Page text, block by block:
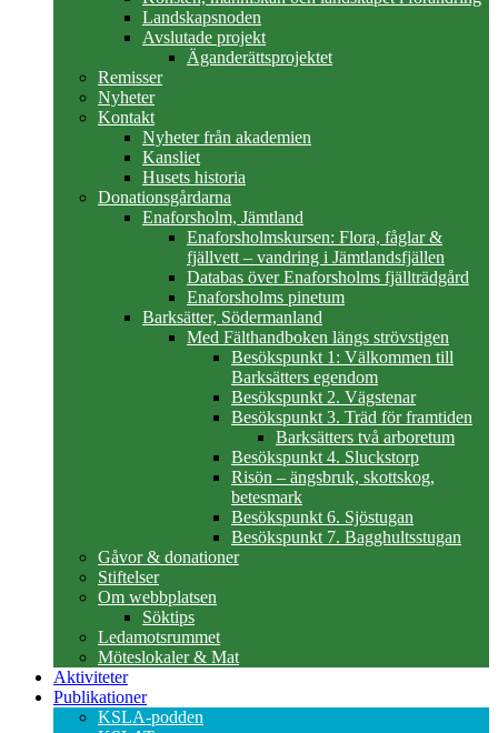
Landskapsnoden
Avslutade projekt
Äganderättsprojektet
Remisser
Nyheter
Kontakt
Nyheter från akademien
Kansliet
Husets historia
Donationsgårdarna
Enaforsholm, Jämtland
Enaforsholmskursen: Flora, fåglar &
fjällvett – vandring i Jämtlandsfjällen
Databas över Enaforsholms fjällträdgård
Enaforsholms pinetum
Barksätter, Södermanland
Med Fälthandboken längs strövstigen
Besökspunkt 1: Välkommen till
Barksätters egendom
Besökspunkt 2. Vägstenar
Besökspunkt 3. Träd för framtiden
Barksätters två arboretum
Besökspunkt 4. Sluckstorp
Risön – ängsbruk, skottskog,
betesmark
Besökspunkt 6. Sjöstugan
Besökspunkt 7. Bagghultsstugan
Gåvor & donationer
Stiftelser
Om webbplatsen
Söktips
Ledamotsrummet
Möteslokaler & Mat
Aktiviteter
Publikationer
KSLA-podden